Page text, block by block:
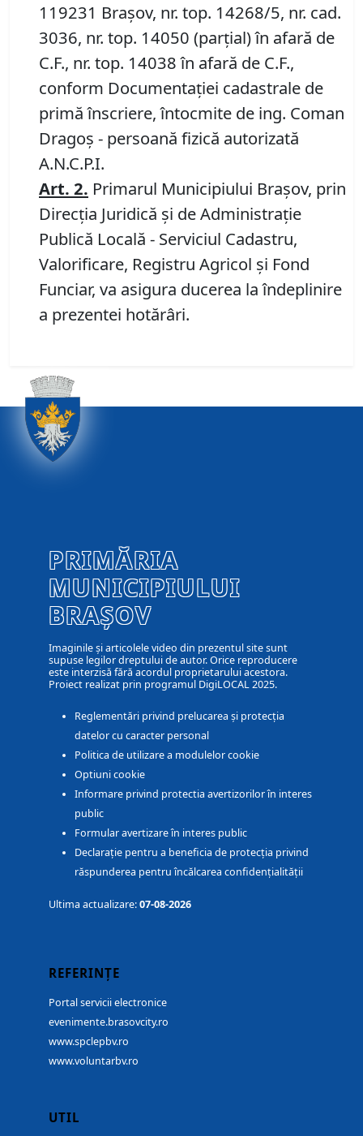
119231 Brașov, nr. top. 14268/5, nr. cad.
3036, nr. top. 14050 (parțial) în afară de
C.F., nr. top. 14038 în afară de C.F.,
conform Documentației cadastrale de
primă înscriere, întocmite de ing. Coman
Dragoș - persoană fizică autorizată
A.N.C.P.I.
Art. 2. Primarul Municipiului Brașov, prin
Direcția Juridică și de Administrație
Publică Locală - Serviciul Cadastru,
Valorificare, Registru Agricol și Fond
Funciar, va asigura ducerea la îndeplinire
a prezentei hotărâri.
PRIMĂRIA
MUNICIPIULUI
BRAȘOV
Imaginile și articolele video din prezentul site sunt
supuse legilor dreptului de autor. Orice reproducere
este interzisă fără acordul proprietarului acestora.
Proiect realizat prin programul DigiLOCAL 2025.
Reglementări privind prelucarea și protecția
datelor cu caracter personal
Politica de utilizare a modulelor cookie
Optiuni cookie
Informare privind protectia avertizorilor în interes
public
Formular avertizare în interes public
Declarație pentru a beneficia de protecția privind
răspunderea pentru încălcarea confidențialității
Ultima actualizare:07-08-2026
REFERINȚE
Portal servicii electronice
evenimente.brasovcity.ro
www.spclepbv.ro
www.voluntarbv.ro
UTIL